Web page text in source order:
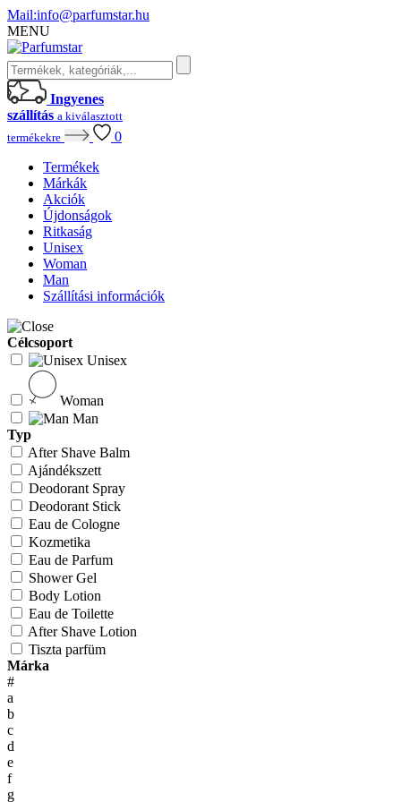
Mail:info@parfumstar.hu
MENU
Ingyenes
szállítás a kiválasztott
termékekre
0
Termékek
Márkák
Akciók
Újdonságok
Ritkaság
Unisex
Woman
Man
Szállítási információk
Célcsoport
Unisex
Woman
Man
Typ
After Shave Balm
Ajándékszett
Deodorant Spray
Deodorant Stick
Eau de Cologne
Kozmetika
Eau de Parfum
Shower Gel
Body Lotion
Eau de Toilette
After Shave Lotion
Tiszta parfüm
Márka
#
a
b
c
d
e
f
g